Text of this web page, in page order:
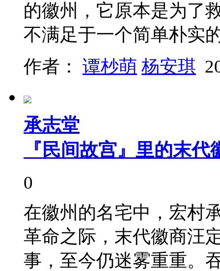
的徽州，它原本是为了
不满足于一个简单朴
作者： 谭杪萌 杨安琪
承志堂
『民间故宫』里的末代
0
在徽州的名宅中，宏村
革命之际，末代徽商汪
事，至今仍迷雾重重